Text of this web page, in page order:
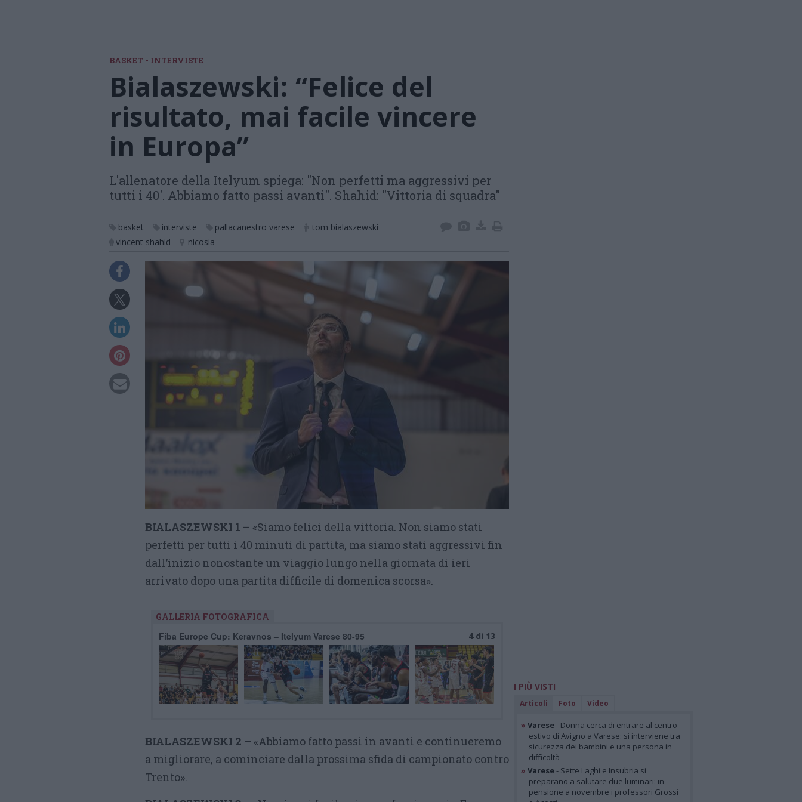
BASKET - INTERVISTE
Bialaszewski: “Felice del
risultato, mai facile vincere
in Europa”
L'allenatore della Itelyum spiega: "Non perfetti ma aggressivi per
tutti i 40'. Abbiamo fatto passi avanti". Shahid: "Vittoria di squadra"
basket interviste pallacanestro varese
tom bialaszewski
vincent shahid
nicosia
BIALASZEWSKI 1 – «Siamo felici della vittoria. Non siamo stati
perfetti per tutti i 40 minuti di partita, ma siamo stati aggressivi fin
dall’inizio nonostante un viaggio lungo nella giornata di ieri
arrivato dopo una partita difficile di domenica scorsa».
GALLERIA FOTOGRAFICA
Fiba Europe Cup: Keravnos – Itelyum Varese 80-95 4 di 13
BIALASZEWSKI 2 – «Abbiamo fatto passi in avanti e continueremo
a migliorare, a cominciare dalla prossima sfida di campionato contro
Trento».
I PIÙ VISTI
Articoli Foto Video
» Varese- Donna cerca di entrare al centro
estivo di Avigno a Varese: si interviene tra
sicurezza dei bambini e una persona in
difficoltà
» Varese- Sette Laghi e Insubria si
preparano a salutare due luminari: in
pensione a novembre i professori Grossi